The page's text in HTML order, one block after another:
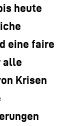
heute
eine faire
alle
Krisen